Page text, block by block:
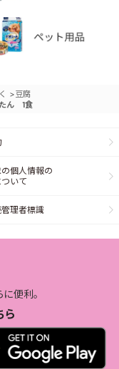
>豆腐
ん 1食
個人情報の
いて
理者標識
便利。
ら